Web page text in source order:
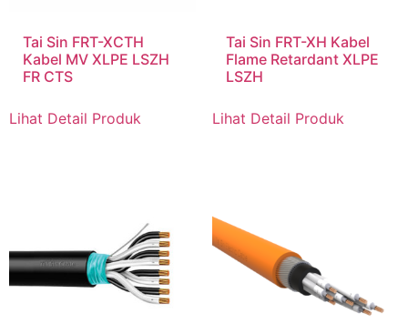
Tai Sin FRT-XCTH
Kabel MV XLPE LSZH
FR CTS
Lihat Detail Produk
Tai Sin FRT-XH Kabel
Flame Retardant XLPE
LSZH
Lihat Detail Produk